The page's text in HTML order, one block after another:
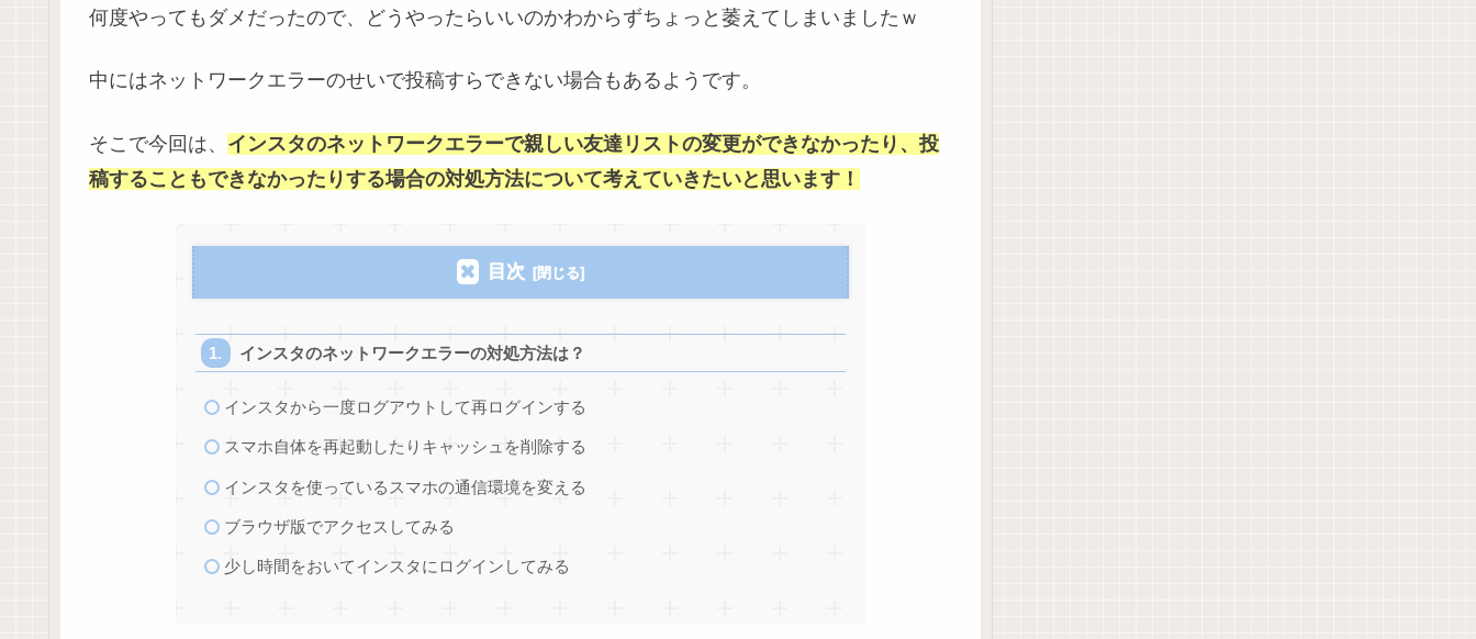
何度やってもダメだったので、どうやったらいいのかわからずちょっと萎えてしまいましたｗ
中にはネットワークエラーのせいで投稿すらできない場合もあるようです。
そこで今回は、 インスタのネットワークエラーで親しい友達リストの変更ができなかったり、投
稿することもできなかったりする場合の対処方法について考えていきたいと思います！
目次
インスタのネットワークエラーの対処方法は？
インスタから一度ログアウトして再ログインする
スマホ自体を再起動したりキャッシュを削除する
インスタを使っているスマホの通信環境を変える
ブラウザ版でアクセスしてみる
少し時間をおいてインスタにログインしてみる